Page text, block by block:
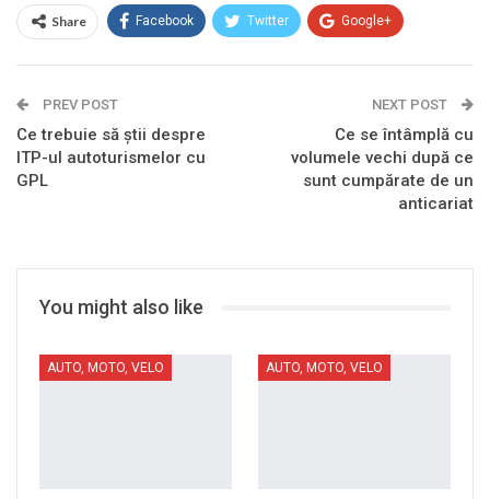
Share Facebook Twitter Google+
Email
PREV POST
Ce trebuie să știi despre
ITP-ul autoturismelor cu
GPL
NEXT POST
Ce se întâmplă cu
volumele vechi după ce
sunt cumpărate de un
anticariat
You might also like
AUTO, MOTO, VELO AUTO, MOTO, VELO